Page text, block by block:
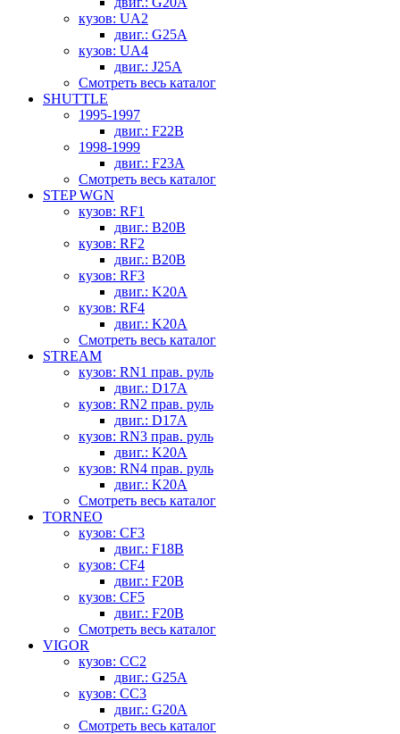
кузов: UA2
двиг.: G25A
кузов: UA4
двиг.: J25A
Смотреть весь каталог
SHUTTLE
1995-1997
двиг.: F22B
1998-1999
двиг.: F23A
Смотреть весь каталог
STEP WGN
кузов: RF1
двиг.: B20B
кузов: RF2
двиг.: B20B
кузов: RF3
двиг.: K20A
кузов: RF4
двиг.: K20A
Смотреть весь каталог
STREAM
кузов: RN1 прав. руль
двиг.: D17A
кузов: RN2 прав. руль
двиг.: D17A
кузов: RN3 прав. руль
двиг.: K20A
кузов: RN4 прав. руль
двиг.: K20A
Смотреть весь каталог
TORNEO
кузов: CF3
двиг.: F18B
кузов: CF4
двиг.: F20B
кузов: CF5
двиг.: F20B
Смотреть весь каталог
VIGOR
кузов: CC2
двиг.: G25A
кузов: CC3
двиг.: G20A
Смотреть весь каталог